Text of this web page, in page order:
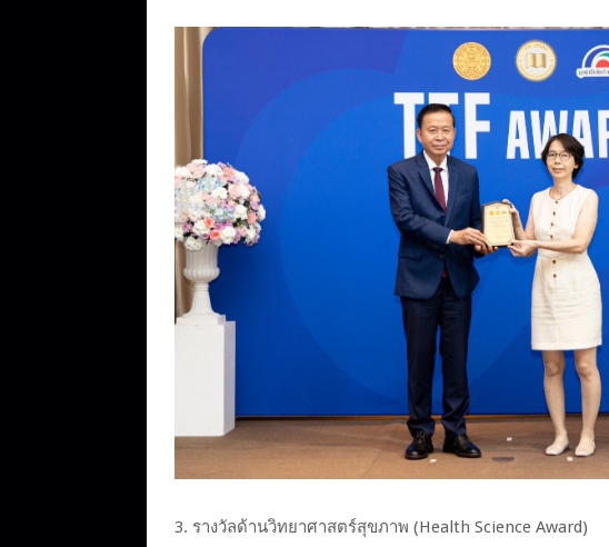
3. รางวัลด้านวิทยาศาสตร์สุขภาพ (Health Science Award)